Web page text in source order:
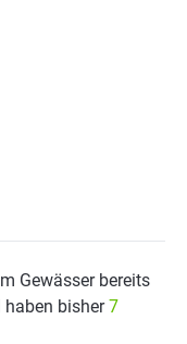
Gewässer bereits
bisher7